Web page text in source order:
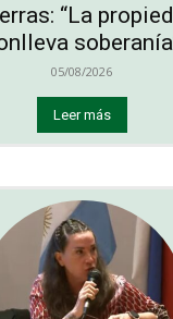
“La
05/08/2026
Leer más